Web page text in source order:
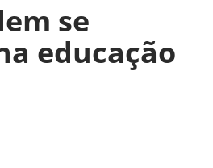
se
educação